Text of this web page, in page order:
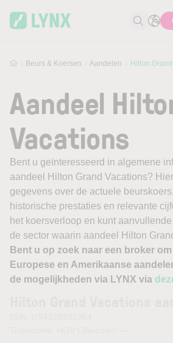
Zoek
Beurs & Koersen Aandelen Hilton
Aandeel
Vacations
Bent u geïnteresseerd in algemene
aandeel Hilton Grand Vacations?
gegevens over de actuele
historische prestaties en relevante
het koersverloop en kunt
de sector waarin aandeel Hilton
Bent u op zoek naar een broker
Europese en Amerikaanse
de mogelijkheden via LYNX via